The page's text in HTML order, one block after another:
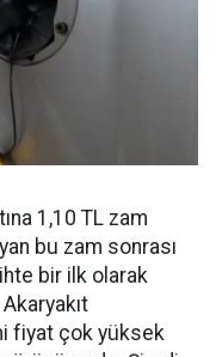
1,10 TL zam
bu zam sonrası
bir ilk olarak
fiyat çok yüksek